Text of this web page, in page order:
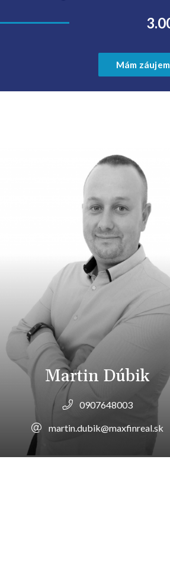
Mám záujem
Martin Dúbik
0907648003
martin.dubik@maxfinreal.sk